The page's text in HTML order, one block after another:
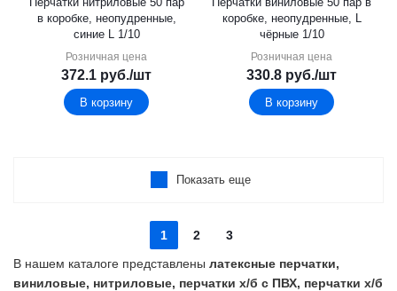
в коробке, неопудренные,
синие L 1/10
Розничная цена
372.1 руб./шт
В корзину
коробке, неопудренные, L
чёрные 1/10
Розничная цена
330.8 руб./шт
В корзину
Показать еще
1 2
3
В нашем каталоге представлены латексные перчатки,
виниловые, нитриловые, перчатки х/б с ПВХ, перчатки х/б